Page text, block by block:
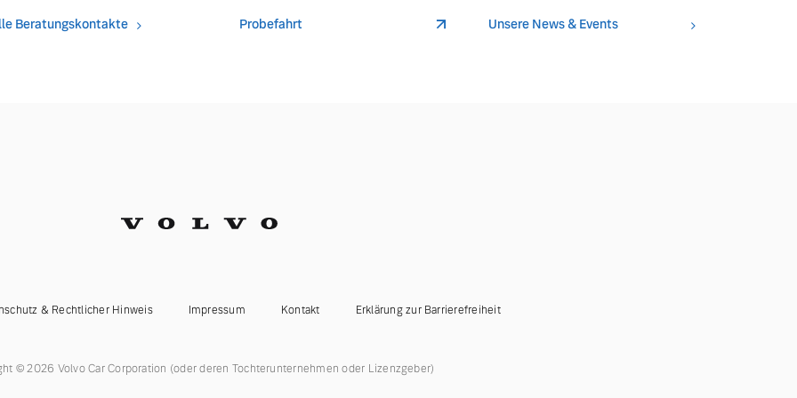
Original Volvo Winter- und Sommer Kompletträder.
Beratungskontakte Probefahrt Unsere News & Events
& Rechtlicher Hinweis Impressum Kontakt Erklärung zur Barrierefreiheit
© 2026 Volvo Car Corporation (oder deren Tochterunternehmen oder Lizenzgeber)